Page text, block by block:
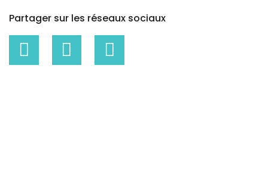
Partager sur les réseaux sociaux